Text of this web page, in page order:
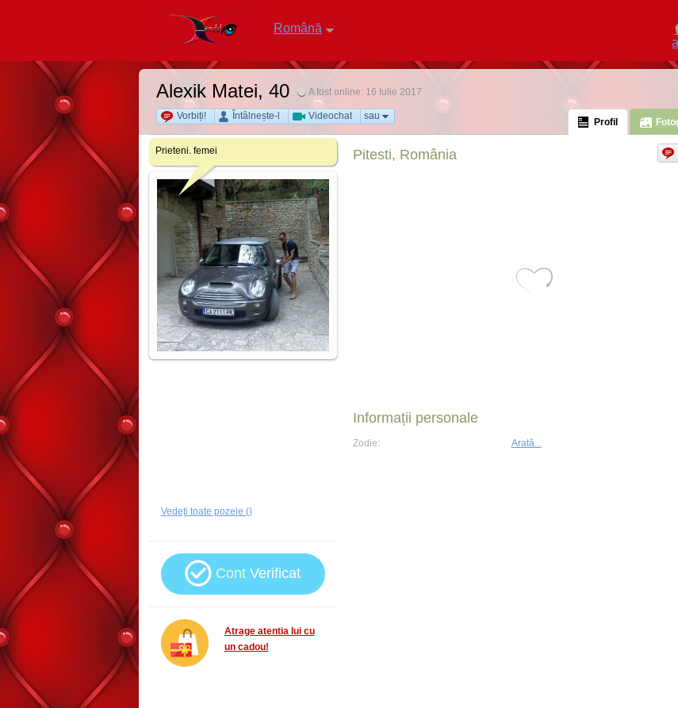
Română
Alexik Matei, 40 A fost online: 16 Iulie 2017
Vorbiți! Întâlnește-l Videochat sau
Profil
Prieteni. femei
Vedeţi toate pozele ()
Cont Verificat
Atrage atentia lui cu
un cadou!
Pitesti, România
Informații personale
Zodie: Arată...